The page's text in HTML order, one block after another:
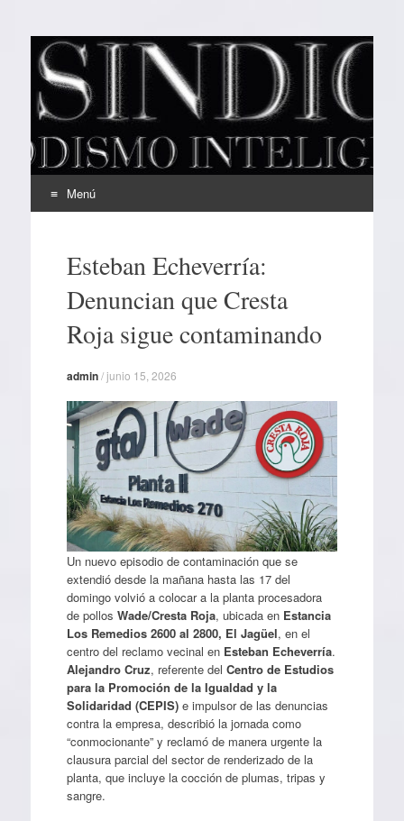
EL SINDICAL
Periodismo Inteligente
Menú
contenidoEsteban Echeverría:
Denuncian que Cresta
Roja sigue contaminando
admin/junio 15, 2026
Un nuevo episodio de contaminación que se
extendió desde la mañana hasta las 17 del
domingo volvió a colocar a la planta procesadora
de pollos Wade/Cresta Roja, ubicada en Estancia
Los Remedios 2600 al 2800, El Jagüel, en el
centro del reclamo vecinal en Esteban Echeverría.
Alejandro Cruz, referente del Centro de Estudios
para la Promoción de la Igualdad y la
Solidaridad (CEPIS)e impulsor de las denuncias
contra la empresa, describió la jornada como
“conmocionante” y reclamó de manera urgente la
clausura parcial del sector de renderizado de la
planta, que incluye la cocción de plumas, tripas y
sangre.